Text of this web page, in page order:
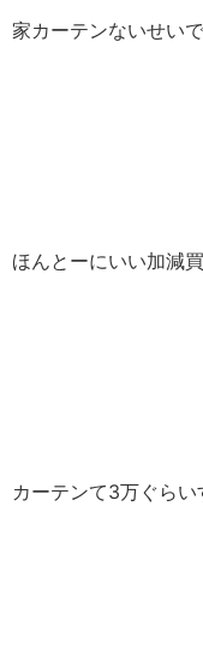
家カーテンないせい
ほんとーにいい加減
カーテンて3万ぐら